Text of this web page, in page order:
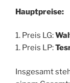
Hauptpreise:
1. Preis LG:
1. Preis LP:
Insgesamt